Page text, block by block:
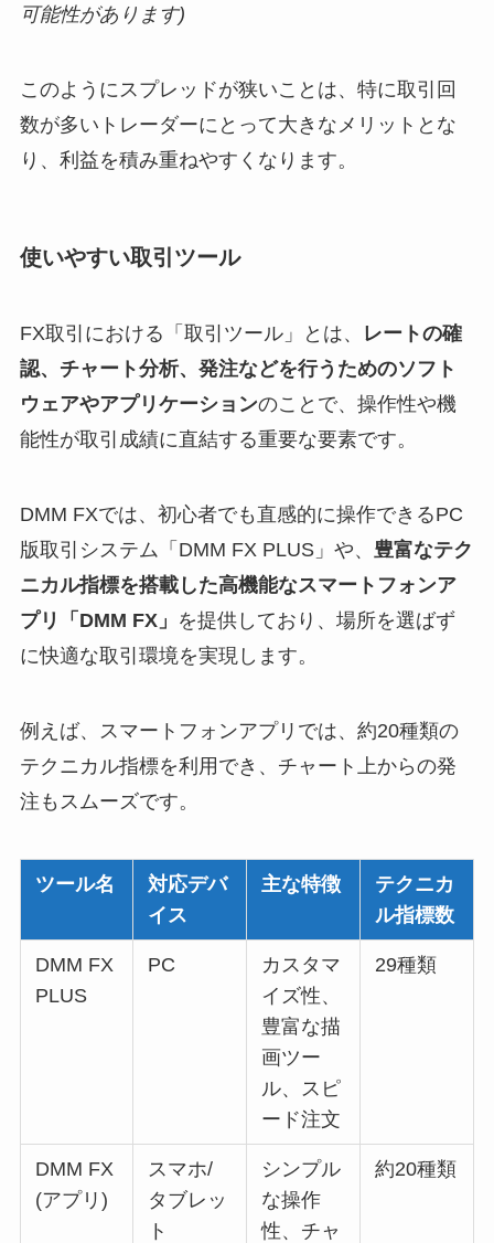
可能性があります)
このようにスプレッドが狭いことは、特に取引回
数が多いトレーダーにとって大きなメリットとな
り、利益を積み重ねやすくなります。
使いやすい取引ツール
FX取引における「取引ツール」とは、
レートの確
認、チャート分析、発注などを行うためのソフト
ウェアやアプリケーションのことで、操作性や機
能性が取引成績に直結する重要な要素です。
DMM FXでは、初心者でも直感的に操作できるPC
版取引システム「DMM FX PLUS」や、 豊富なテク
ニカル指標を搭載した高機能なスマートフォンア
プリ「DMM FX」 を提供しており、場所を選ばず
に快適な取引環境を実現します。
例えば、スマートフォンアプリでは、約20種類の
テクニカル指標を利用でき、チャート上からの発
注もスムーズです。
ツール名
対応デバ
イス
主な特徴
テクニカ
ル指標数
DMM FX
PLUS
PC
カスタマ
イズ性、
豊富な描
画ツー
ル、スピ
ード注文
29種類
DMM FX
(アプリ)
スマホ/
タブレッ
ト
シンプル
な操作
性、チャ
約20種類